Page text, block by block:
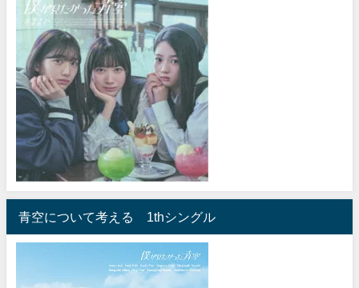
青空について考える 1thシングル